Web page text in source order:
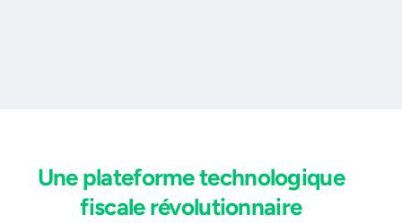
Une plateforme technologique
fiscale révolutionnaire